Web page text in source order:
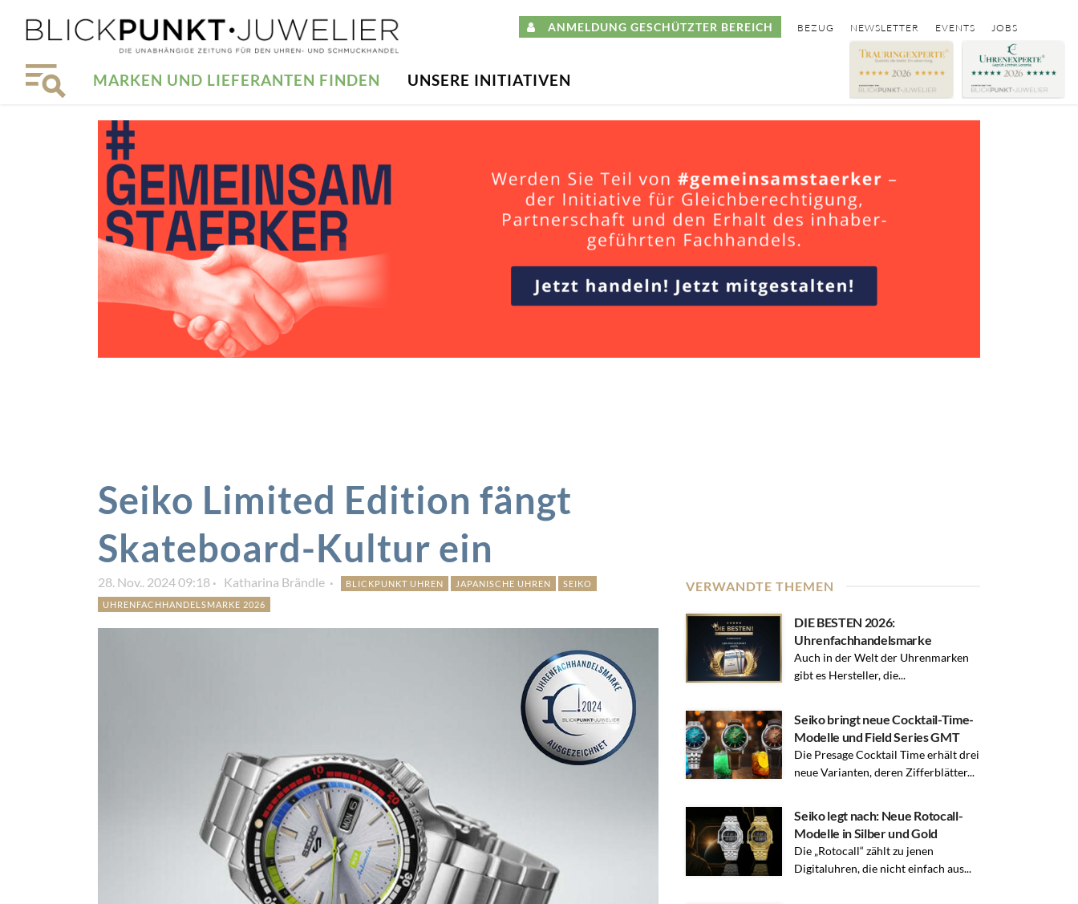
ANMELDUNG GESCHÜTZTER BEREICH BEZUG NEWSLETTER EVENTS JOBS
MARKEN UND LIEFERANTEN FINDEN UNSERE INITIATIVEN
Seiko Limited Edition fängt
Skateboard-Kultur ein
28. Nov.. 2024 09:18 Katharina Brändle BLICKPUNKT UHREN JAPANISCHE UHREN
SEIKO
UHRENFACHHANDELSMARKE 2026
VERWANDTE THEMEN
DIE BESTEN 2026:
Uhrenfachhandelsmarke
Auch in der Welt der Uhrenmarken
gibt es Hersteller, die...
Seiko bringt neue Cocktail-Time-
Modelle und Field Series GMT
Die Presage Cocktail Time erhält drei
neue Varianten, deren Zifferblätter...
Seiko legt nach: Neue Rotocall-
Modelle in Silber und Gold
Die „Rotocall“ zählt zu jenen
Digitaluhren, die nicht einfach aus...